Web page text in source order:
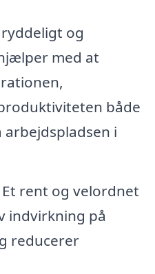
og
med at
både
i
Et rent og velordnet
indvirkning på
reducerer